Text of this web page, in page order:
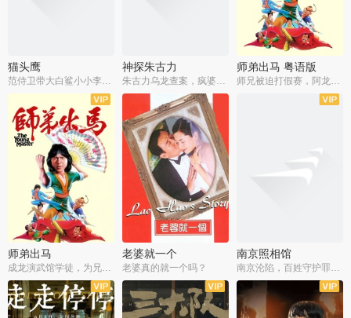
猫头鹰
范侍卫带大白鲨小小李破案寻妃
神探朱古力
朱古力乌龙查案，疯婆子神助攻
师弟出马 粤语版
师兄被迫打假赛，阿龙追查斗黑帮
师弟出马
成龙演武馆学徒，为兄搏命战黑道
老婆就一个
老婆真的就一个吗？
南京照相馆
南京沦陷，百姓守护罪证底片